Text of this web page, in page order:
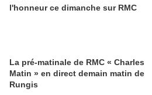
l'honneur ce dimanche sur RMC
La pré-matinale de RMC « Charles
Matin » en direct demain matin de
Rungis